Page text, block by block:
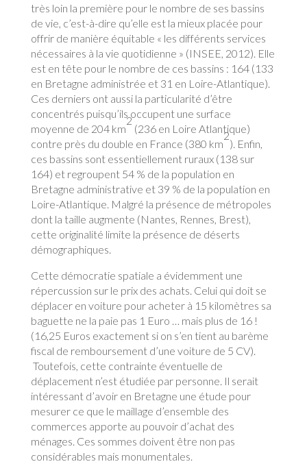
très loin la première pour le nombre de ses bassins
de vie, c’est-à-dire qu’elle est la mieux placée pour
offrir de manière équitable « les différents services
nécessaires à la vie quotidienne » (INSEE, 2012). Elle
est en tête pour le nombre de ces bassins : 164 (133
en Bretagne administrée et 31 en Loire-Atlantique).
Ces derniers ont aussi la particularité d’être
concentrés puisqu’ils occupent une surface
moyenne de 204 km
2
(236 en Loire Atlantique)
contre près du double en France (380 km
2
). Enfin,
ces bassins sont essentiellement ruraux (138 sur
164) et regroupent 54 % de la population en
Bretagne administrative et 39 % de la population en
Loire-Atlantique. Malgré la présence de métropoles
dont la taille augmente (Nantes, Rennes, Brest),
cette originalité limite la présence de déserts
démographiques.
Cette démocratie spatiale a évidemment une
répercussion sur le prix des achats. Celui qui doit se
déplacer en voiture pour acheter à 15 kilomètres sa
baguette ne la paie pas 1 Euro … mais plus de 16 !
(16,25 Euros exactement si on s’en tient au barème
fiscal de remboursement d’une voiture de 5 CV).
Toutefois, cette contrainte éventuelle de
déplacement n’est étudiée par personne. Il serait
intéressant d’avoir en Bretagne une étude pour
mesurer ce que le maillage d’ensemble des
commerces apporte au pouvoir d’achat des
ménages. Ces sommes doivent être non pas
considérables mais monumentales.